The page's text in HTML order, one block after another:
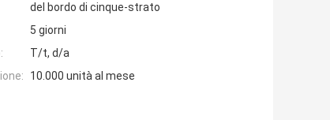
del bordo di cinque-strato
5 giorni
T/t, d/a
10.000 unità al mese